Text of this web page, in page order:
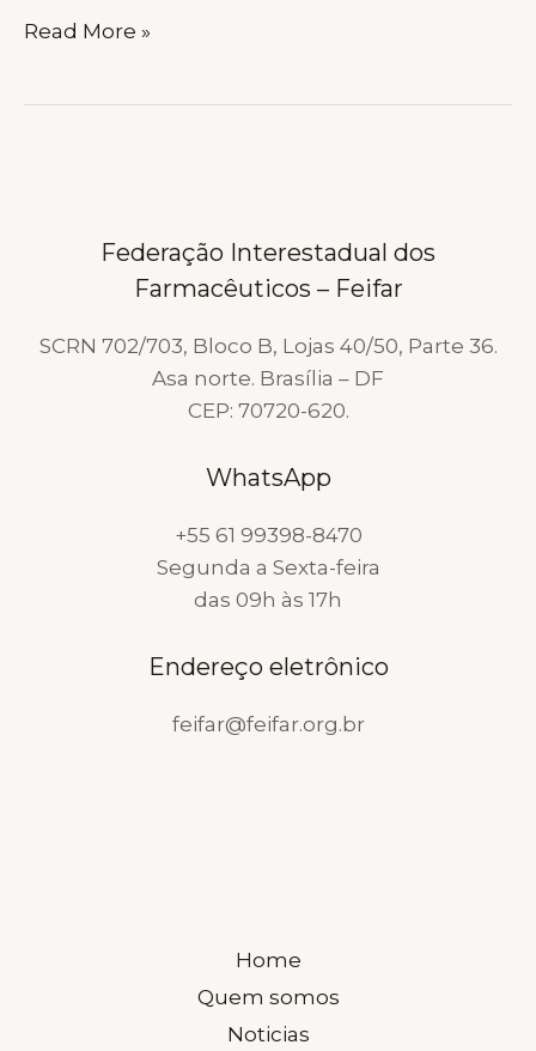
TST
QUANDO
PARTES
Read More »
Federação Interestadual dos
Farmacêuticos – Feifar
SCRN 702/703, Bloco B, Lojas 40/50, Parte 36.
Asa norte. Brasília – DF
CEP: 70720-620.
WhatsApp
+55 61 99398-8470
Segunda a Sexta-feira
das 09h às 17h
Endereço eletrônico
feifar@feifar.org.br
Home
Quem somos
Noticias